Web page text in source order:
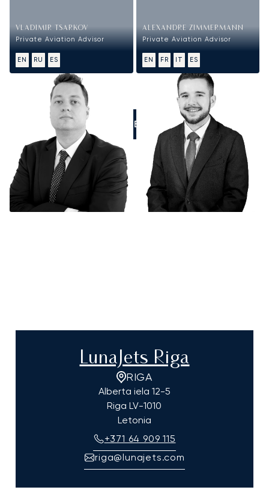
VLADIMIR TSARKOV
Private Aviation Advisor
EN RU ES
ALEXANDRE ZIMMERMANN
Private Aviation Advisor
EN FR IT ES
LLÁMENOS
LunaJets Riga
RIGA
Alberta iela 12-5
Riga LV-1010
Letonia
+371 64 909 115
riga@lunajets.com